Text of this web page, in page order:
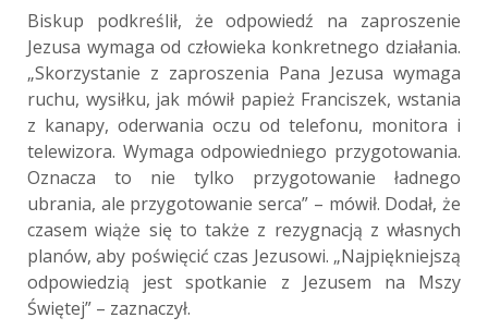
Biskup podkreślił, że odpowiedź na zaproszenie
Jezusa wymaga od człowieka konkretnego działania.
„Skorzystanie z zaproszenia Pana Jezusa wymaga
ruchu, wysiłku, jak mówił papież Franciszek, wstania
z kanapy, oderwania oczu od telefonu, monitora i
telewizora. Wymaga odpowiedniego przygotowania.
Oznacza to nie tylko przygotowanie ładnego
ubrania, ale przygotowanie serca” – mówił. Dodał, że
czasem wiąże się to także z rezygnacją z własnych
planów, aby poświęcić czas Jezusowi. „Najpiękniejszą
odpowiedzią jest spotkanie z Jezusem na Mszy
Świętej” – zaznaczył.